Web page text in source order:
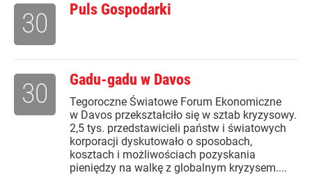
Puls Gospodarki
30
Gadu-gadu w Davos
Tegoroczne Światowe Forum Ekonomiczne
w Davos przekształciło się w sztab kryzysowy.
2,5 tys. przedstawicieli państw i światowych
korporacji dyskutowało o sposobach,
kosztach i możliwościach pozyskania
pieniędzy na walkę z globalnym kryzysem....
30